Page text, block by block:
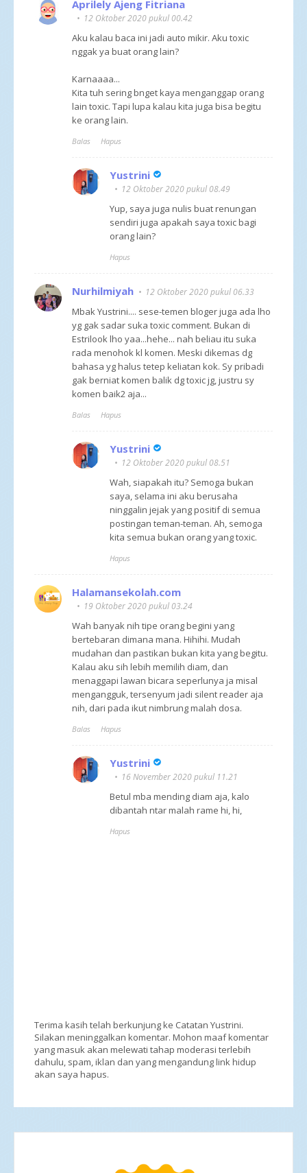
Aprilely Ajeng Fitriana
12 Oktober 2020 pukul 00.42
Aku kalau baca ini jadi auto mikir. Aku toxic
nggak ya buat orang lain?
Karnaaaa...
Kita tuh sering bnget kaya menganggap orang
lain toxic. Tapi lupa kalau kita juga bisa begitu
ke orang lain.
Balas Hapus
Yustrini
12 Oktober 2020 pukul 08.49
Yup, saya juga nulis buat renungan
sendiri juga apakah saya toxic bagi
orang lain?
Hapus
Nurhilmiyah 12 Oktober 2020 pukul 06.33
Mbak Yustrini.... sese-temen bloger juga ada lho
yg gak sadar suka toxic comment. Bukan di
Estrilook lho yaa...hehe... nah beliau itu suka
rada menohok kl komen. Meski dikemas dg
bahasa yg halus tetep keliatan kok. Sy pribadi
gak berniat komen balik dg toxic jg, justru sy
komen baik2 aja...
Balas Hapus
Yustrini
12 Oktober 2020 pukul 08.51
Wah, siapakah itu? Semoga bukan
saya, selama ini aku berusaha
ninggalin jejak yang positif di semua
postingan teman-teman. Ah, semoga
kita semua bukan orang yang toxic.
Hapus
Halamansekolah.com
19 Oktober 2020 pukul 03.24
Wah banyak nih tipe orang begini yang
bertebaran dimana mana. Hihihi. Mudah
mudahan dan pastikan bukan kita yang begitu.
Kalau aku sih lebih memilih diam, dan
menaggapi lawan bicara seperlunya ja misal
mengangguk, tersenyum jadi silent reader aja
nih, dari pada ikut nimbrung malah dosa.
Balas Hapus
Yustrini
16 November 2020 pukul 11.21
Betul mba mending diam aja, kalo
dibantah ntar malah rame hi, hi,
Hapus
Terima kasih telah berkunjung ke Catatan Yustrini.
Silakan meninggalkan komentar. Mohon maaf komentar
yang masuk akan melewati tahap moderasi terlebih
dahulu, spam, iklan dan yang mengandung link hidup
akan saya hapus.